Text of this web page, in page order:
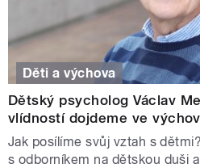
Děti a výchova
Dětský psycholog Václav
vlídností dojdeme ve
Jak posílíme svůj vztah s
s odborníkem na dětskou duši